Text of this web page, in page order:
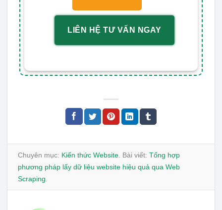
LIÊN HỆ TƯ VẤN NGAY
Chuyên mục: Kiến thức Website . Bài viết: Tổng hợp
phương pháp lấy dữ liệu website hiệu quả qua Web
Scraping